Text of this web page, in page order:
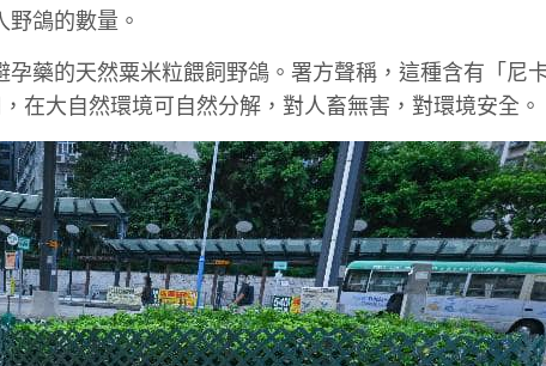
鴿的數量。
藥的天然粟米粒餵飼野鴿。署方聲稱，這種含有「尼
在大自然環境可自然分解，對人畜無害，對環境安全。